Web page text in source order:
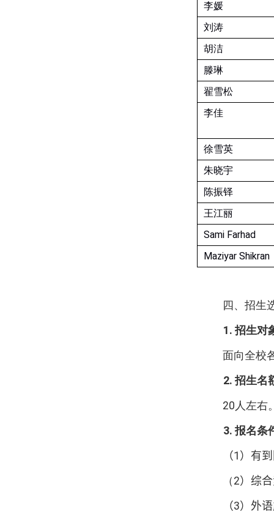
李媛
刘涛
胡洁
滕琳
翟雪松
李佳
徐雪英
朱晓宇
陈振铎
王江丽
Sami Farhad
Maziyar Shikran
四、招生
1.招生对
面向全校
2.招生名
20人左右
3.报名条
（1） 有
（2）综
（3）外